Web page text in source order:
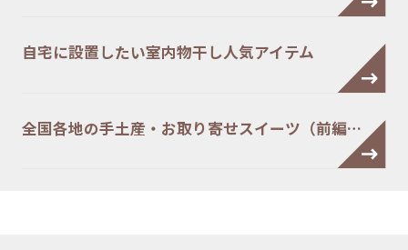
自宅に設置したい室内物干し人気アイテム
全国各地の手土産・お取り寄せスイーツ（前編…